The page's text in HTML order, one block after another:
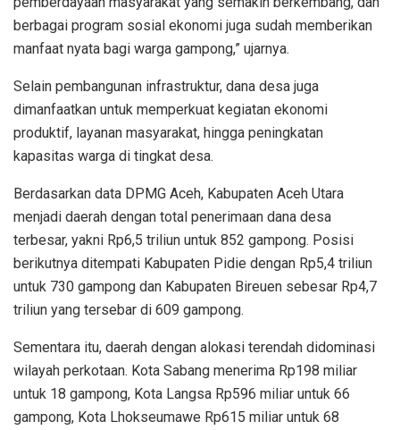
berbagai program sosial ekonomi juga sudah memberikan
manfaat nyata bagi warga gampong,” ujarnya.
Selain pembangunan infrastruktur, dana desa juga
dimanfaatkan untuk memperkuat kegiatan ekonomi
produktif, layanan masyarakat, hingga peningkatan
kapasitas warga di tingkat desa.
Berdasarkan data DPMG Aceh, Kabupaten Aceh Utara
menjadi daerah dengan total penerimaan dana desa
terbesar, yakni Rp6,5 triliun untuk 852 gampong. Posisi
berikutnya ditempati Kabupaten Pidie dengan Rp5,4 triliun
untuk 730 gampong dan Kabupaten Bireuen sebesar Rp4,7
triliun yang tersebar di 609 gampong.
Sementara itu, daerah dengan alokasi terendah didominasi
wilayah perkotaan. Kota Sabang menerima Rp198 miliar
untuk 18 gampong, Kota Langsa Rp596 miliar untuk 66
gampong, Kota Lhokseumawe Rp615 miliar untuk 68